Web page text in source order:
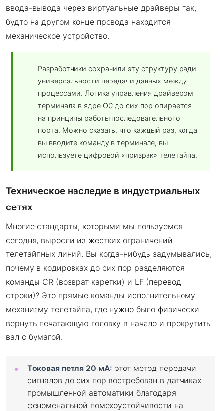
ввода-вывода через виртуальные драйверы так,
будто на другом конце провода находится
механическое устройство.
Разработчики сохранили эту структуру ради
универсальности передачи данных между
процессами. Логика управления драйвером
терминала в ядре ОС до сих пор опирается
на принципы работы последовательного
порта. Можно сказать, что каждый раз, когда
вы вводите команду в терминале, вы
используете цифровой «призрак» телетайпа.
Техническое наследие в индустриальных
сетях
Многие стандарты, которыми мы пользуемся
сегодня, выросли из жестких ограничений
телетайпных линий. Вы когда-нибудь задумывались,
почему в кодировках до сих пор разделяются
команды CR (возврат каретки) и LF (перевод
строки)? Это прямые команды исполнительному
механизму телетайпа, где нужно было физически
вернуть печатающую головку в начало и прокрутить
вал с бумагой.
Токовая петля 20 мА: этот метод передачи
сигналов до сих пор востребован в датчиках
промышленной автоматики благодаря
феноменальной помехоустойчивости на